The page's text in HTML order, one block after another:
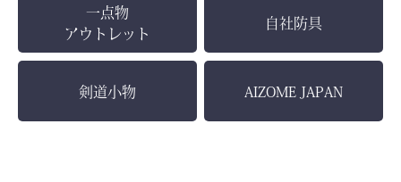
一点物
アウトレット
自社防具
剣道小物 AIZOME JAPAN